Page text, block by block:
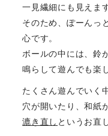
一見繊細にも見えま
そのため、ぽーんっ
心です。
ボールの中には、鈴
鳴らして遊んでも楽
たくさん遊んでいく中
穴が開いたり、和紙
漉き直し というお直